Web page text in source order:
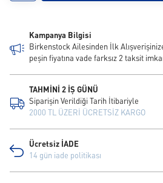
Kampanya Bilgisi
Birkenstock Ailesinden İlk
peşin fiyatına vade farksız 2 taksit
TAHMİNİ 2 İŞ GÜNÜ
Siparişin Verildiği Tarih İtibariyle
2000 TL ÜZERİ ÜCRETSİZ KARGO
Ücretsiz İADE
14 gün iade politikası